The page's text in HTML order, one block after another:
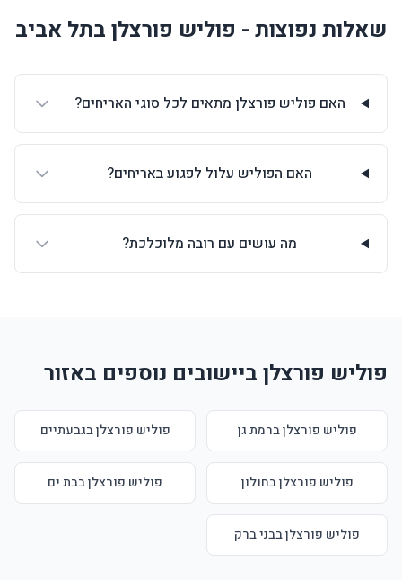
שאלות נפוצות - פוליש פורצלן בתל אביב
האם פוליש פורצלן מתאים לכל סוגי האריחים?
האם הפוליש עלול לפגוע באריחים?
מה עושים עם רובה מלוכלכת?
פוליש פורצלן ביישובים נוספים באזור
פוליש פורצלן ברמת גן פוליש פורצלן בגבעתיים
פוליש פורצלן בחולון פוליש פורצלן בבת ים
פוליש פורצלן בבני ברק